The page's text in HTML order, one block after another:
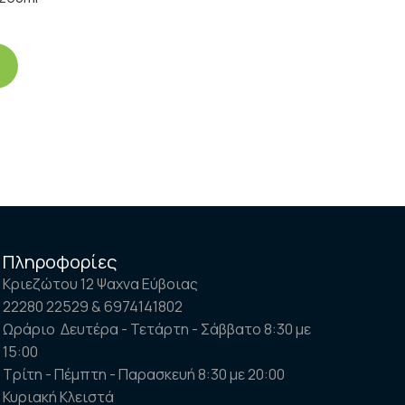
Πληροφορίες
Κριεζώτου 12 Ψαχνα Εύβοιας
22280 22529 & 6974141802
Ωράριο Δευτέρα - Τετάρτη - Σάββατο 8:30 με
15:00
Τρίτη - Πέμπτη - Παρασκευή 8:30 με 20:00
Κυριακή Κλειστά